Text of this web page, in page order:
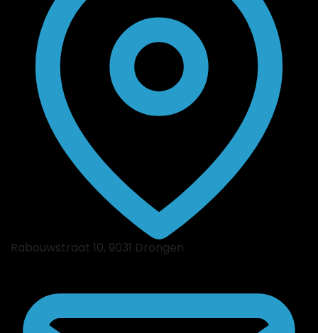
Rabouwstraat 10, 9031 Drongen